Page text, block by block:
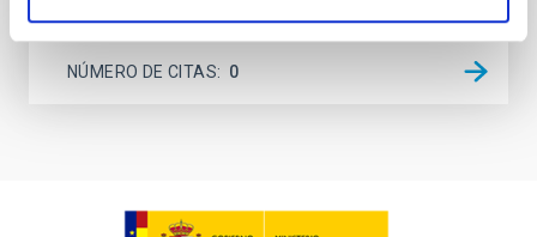
NÚMERO DE CITAS 0